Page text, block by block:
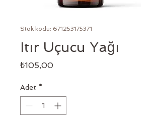
Stok kodu: 671253175371
Itır Uçucu Yağı
₺105,00Fiyat
Adet *